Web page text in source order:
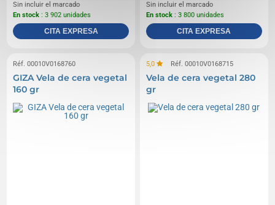
Sin incluir el marcado
En stock : 3 902 unidades
CITA EXPRESA
Sin incluir el marcado
En stock : 3 800 unidades
CITA EXPRESA
Réf. 00010V0168760
GIZA Vela de cera vegetal
160 gr
5,0 Réf. 00010V0168715
Vela de cera vegetal 280
gr